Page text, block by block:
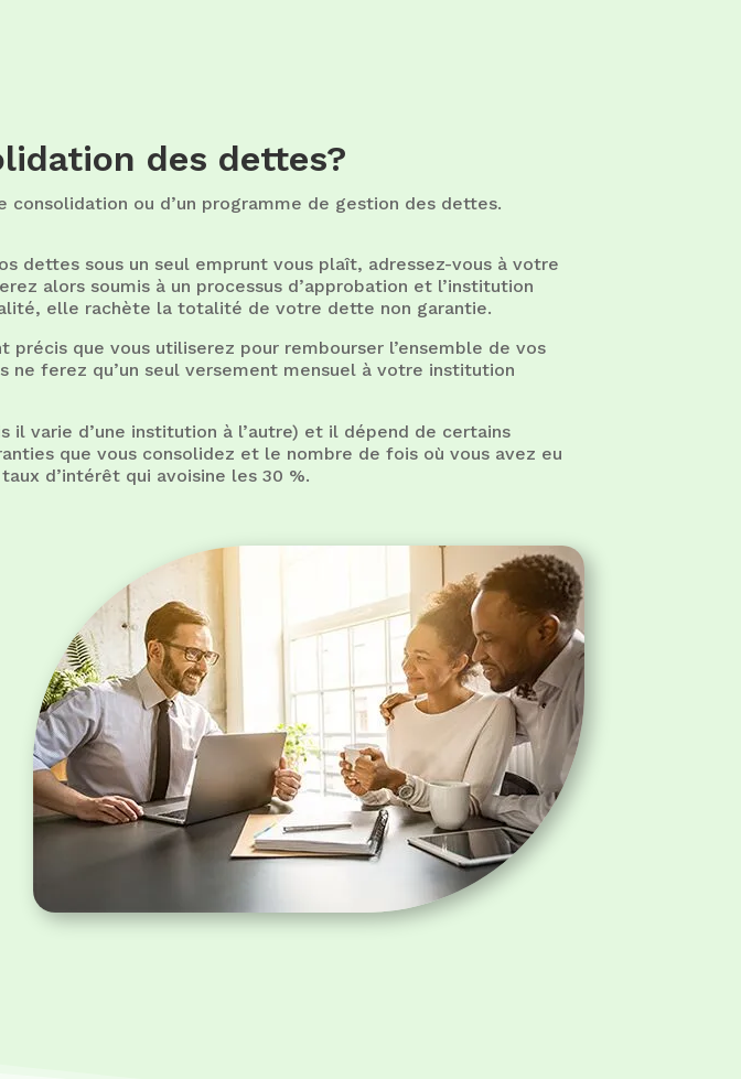
des dettes?
ou d’un programme de gestion des dettes.
dettes sous un seul emprunt vous plaît, adressez-vous à votre
alors soumis à un processus d’approbation et l’institution
elle rachète la totalité de votre dette non garantie.
que vous utiliserez pour rembourser l’ensemble de vos
ferez qu’un seul versement mensuel à votre institution
varie d’une institution à l’autre) et il dépend de certains
que vous consolidez et le nombre de fois où vous avez eu
d’intérêt qui avoisine les 30 %.